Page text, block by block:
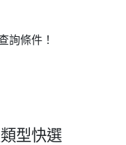
詢條件！
型快選